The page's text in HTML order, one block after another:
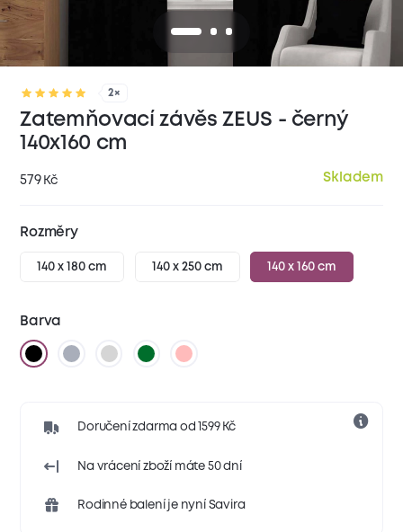
2×
Zatemňovací závěs ZEUS - černý
140x160 cm
579 Kč Skladem
Rozměry
140 x 180 cm 140 x 250 cm 140 x 160 cm
Barva
Doručení zdarma od 1599 Kč
Na vrácení zboží máte 50 dní
Rodinné balení je nyní Savira